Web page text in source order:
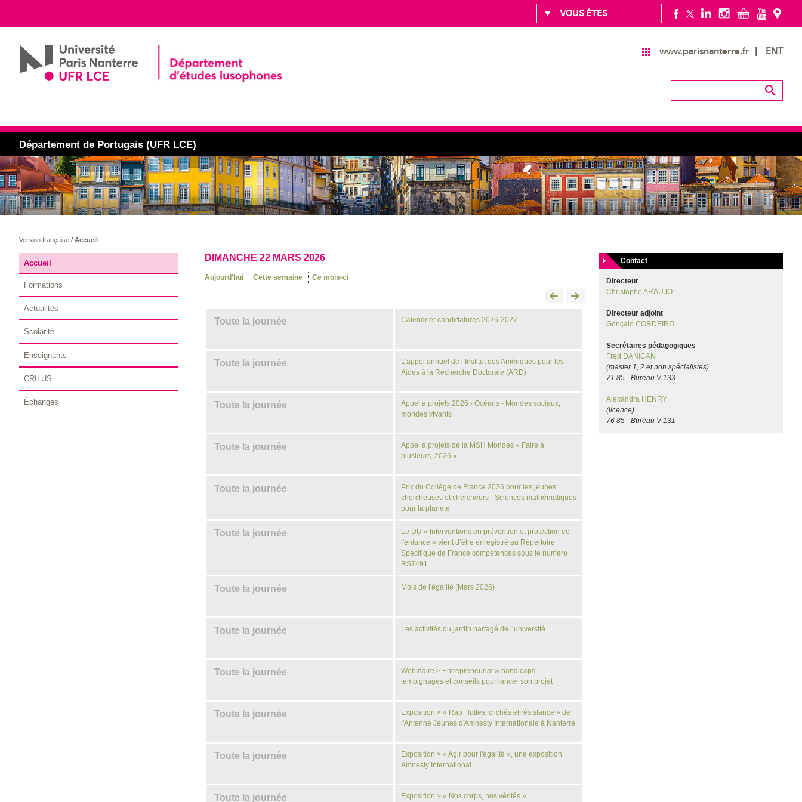
VOUS ÊTES
www.parisnanterre.fr ENT
Département de Portugais (UFR LCE)
Version française/ Accueil
DIMANCHE 22 MARS 2026
Aujourd'hui Cette semaine Ce mois-ci
Toute la journée Calendrier candidatures 2026-2027
Toute la journée
L’appel annuel de l’Institut des Amériques pour les
Aides à la Recherche Doctorale (ARD)
Toute la journée
Appel à projets 2026 - Océans - Mondes sociaux,
mondes vivants
Toute la journée
Appel à projets de la MSH Mondes « Faire à
plusieurs, 2026 »
Toute la journée
Prix du Collège de France 2026 pour les jeunes
chercheuses et chercheurs - Sciences mathématiques
pour la planète
Toute la journée
Le DU « Interventions en prévention et protection de
l'enfance » vient d’être enregistré au Répertoire
Spécifique de France compétences sous le numéro
RS7491
Toute la journée Mois de l'égalité (Mars 2026)
Toute la journée Les activités du jardin partagé de l’université
Toute la journée
Webinaire > Entrepreneuriat & handicaps,
témoignages et conseils pour lancer son projet
Toute la journée
Exposition > « Rap : luttes, clichés et résistance » de
l'Antenne Jeunes d'Amnesty Internationale à Nanterre
Toute la journée
Exposition > « Agir pour l'égalité », une exposition
Amnesty International
Toute la journée Exposition > « Nos corps, nos vérités »
Contact
Directeur
Christophe ARAUJO
Directeur adjoint
Gonçalo CORDEIRO
Secrétaires pédagogiques
Fred DANICAN
(master 1, 2 et non spécialistes)
71 85 - Bureau V 133
Alexandra HENRY
(licence)
76 85 - Bureau V 131
Accueil
Formations
Actualités
Scolarité
Enseignants
CRILUS
Échanges